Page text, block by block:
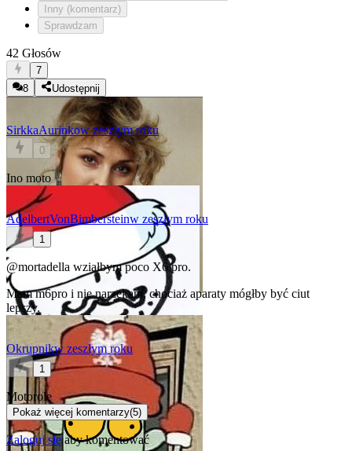
Inny (komentarz)
Sprawdzam
42 Głosów
7
8
Udostępnij
SirkkaAurinkow zeszłym roku
0
Ino moto
AdelbertVonBimbersteinw zeszłym roku
1
@mortadella wziąłbym poco X6 pro.
Mam m6pro i nie narzekam, chociaż aparaty mógłby być ciut
lepszy.
Okrupnikw zeszłym roku
1
Motorolę
Pokaż więcej komentarzy(5)
Zaloguj sięaby komentować